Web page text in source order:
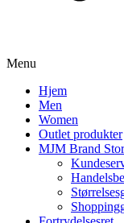
Menu
Hjem
Men
Women
Outlet produkter
MJM Brand